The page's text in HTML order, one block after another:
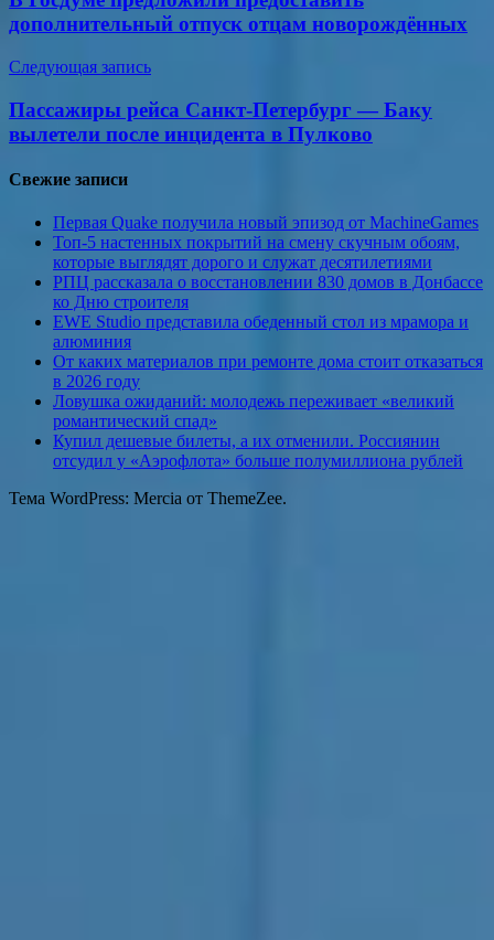
записям
дополнительный отпуск отцам новорождённых
Следующая запись
Пассажиры рейса Санкт-Петербург — Баку
вылетели после инцидента в Пулково
Свежие записи
Первая Quake получила новый эпизод от MachineGames
Топ-5 настенных покрытий на смену скучным обоям,
которые выглядят дорого и служат десятилетиями
РПЦ рассказала о восстановлении 830 домов в Донбассе
ко Дню строителя
EWE Studio представила обеденный стол из мрамора и
алюминия
От каких материалов при ремонте дома стоит отказаться
в 2026 году
Ловушка ожиданий: молодежь переживает «великий
романтический спад»
Купил дешевые билеты, а их отменили. Россиянин
отсудил у «Аэрофлота» больше полумиллиона рублей
Тема WordPress: Mercia от ThemeZee.